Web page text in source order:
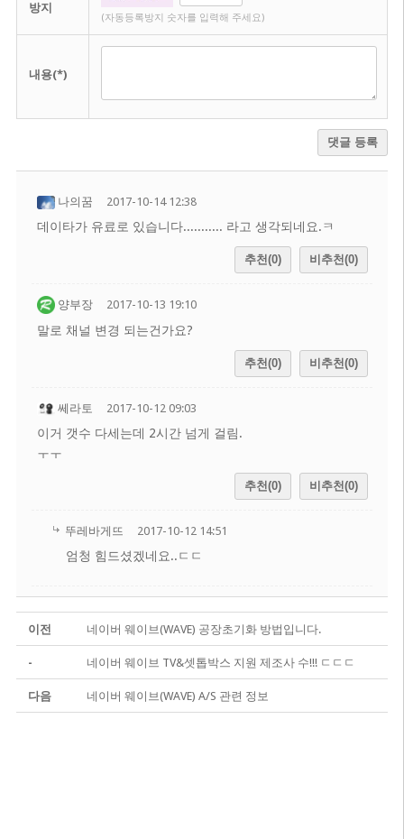
방지
(자동등록방지 숫자를 입력해 주세요)
내용(*)
댓글 등록
나의꿈 2017-10-14 12:38
데이타가 유료로 있습니다........... 라고 생각되네요.ㅋ
추천(0) 비추천(0)
양부장 2017-10-13 19:10
말로 채널 변경 되는건가요?
추천(0) 비추천(0)
쎄라토 2017-10-12 09:03
이거 갯수 다세는데 2시간 넘게 걸림.
ㅜㅜ
추천(0) 비추천(0)
뚜레바게뜨 2017-10-12 14:51
엄청 힘드셨겠네요..ㄷㄷ
이전 네이버 웨이브(WAVE) 공장초기화 방법입니다.
- 네이버 웨이브 TV&셋톱박스 지원 제조사 수!!! ㄷㄷㄷ
다음 네이버 웨이브(WAVE) A/S 관련 정보